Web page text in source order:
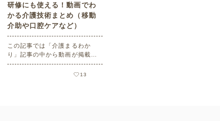
研修にも使える！動画でわ
かる介護技術まとめ（移動
介助や口腔ケアなど）
この記事では「介護まるわか
り」記事の中から動画が掲載さ
れている記事をご紹介します。
13